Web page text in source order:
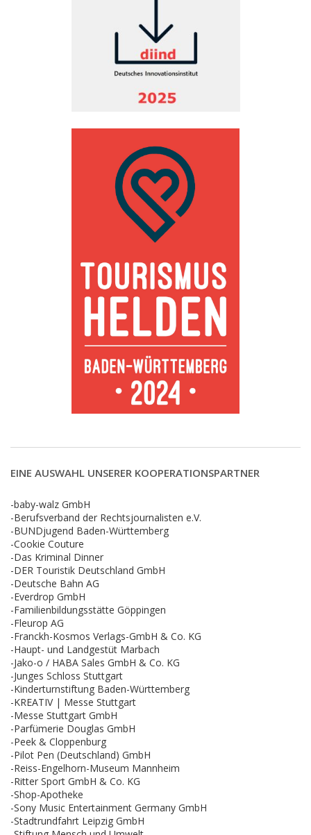
EINE AUSWAHL UNSERER KOOPERATIONSPARTNER
-baby-walz GmbH
-Berufsverband der Rechtsjournalisten e.V.
-BUNDjugend Baden-Württemberg
-Cookie Couture
-Das Kriminal Dinner
-DER Touristik Deutschland GmbH
-Deutsche Bahn AG
-Everdrop GmbH
-Familienbildungsstätte Göppingen
-Fleurop AG
-Franckh-Kosmos Verlags-GmbH & Co. KG
-Haupt- und Landgestüt Marbach
-Jako-o / HABA Sales GmbH & Co. KG
-Junges Schloss Stuttgart
-Kinderturnstiftung Baden-Württemberg
-KREATIV | Messe Stuttgart
-Messe Stuttgart GmbH
-Parfümerie Douglas GmbH
-Peek & Cloppenburg
-Pilot Pen (Deutschland) GmbH
-Reiss-Engelhorn-Museum Mannheim
-Ritter Sport GmbH & Co. KG
-Shop-Apotheke
-Sony Music Entertainment Germany GmbH
-Stadtrundfahrt Leipzig GmbH